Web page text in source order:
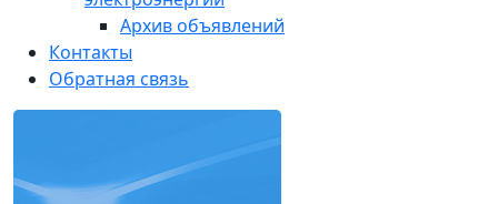
Архив объявлений
Контакты
Обратная связь